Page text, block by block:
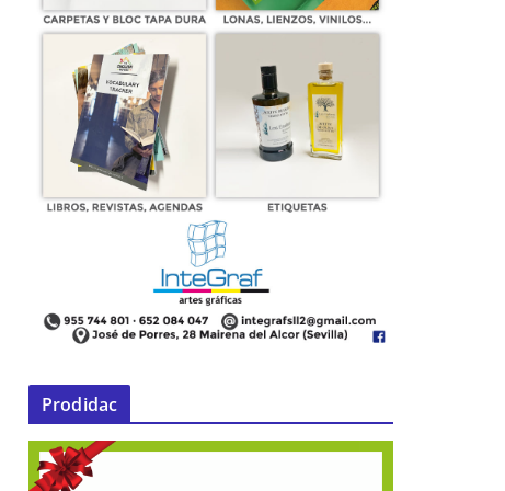
Toca reaccionar
06 de octubre de 2014
Prodidac